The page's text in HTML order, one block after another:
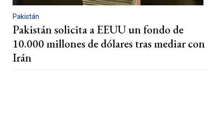
Pakistán
Pakistán solicita a EEUU un fondo de
10.000 millones de dólares tras mediar con
Irán